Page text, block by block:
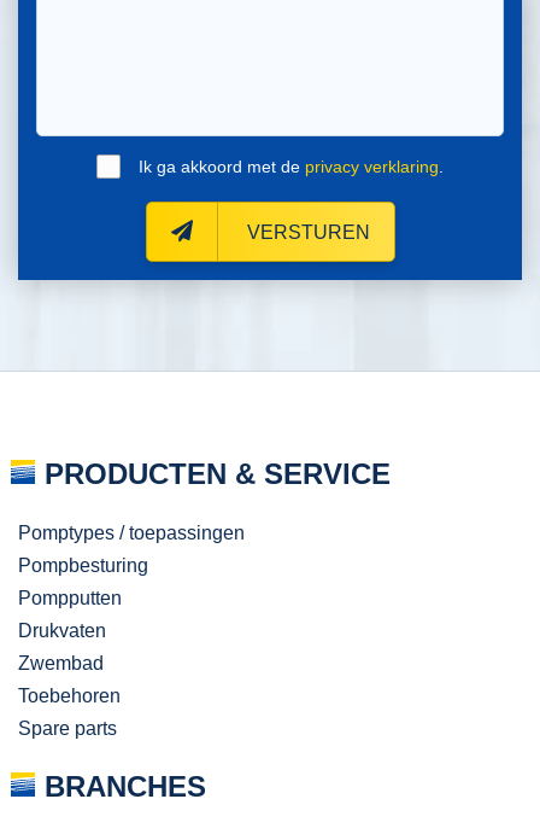
Ik ga akkoord met de privacy verklaring
VERSTUREN
PRODUCTEN & SERVICE
Pomptypes / toepassingen
Pompbesturing
Pompputten
Drukvaten
Zwembad
Toebehoren
Spare parts
BRANCHES